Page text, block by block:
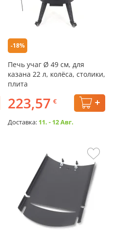
-18%
Печь учаг Ø 49 см, для
казана 22 л, колёса, столики,
плита
223,57 €
Доставка: 11. - 12 Авг.